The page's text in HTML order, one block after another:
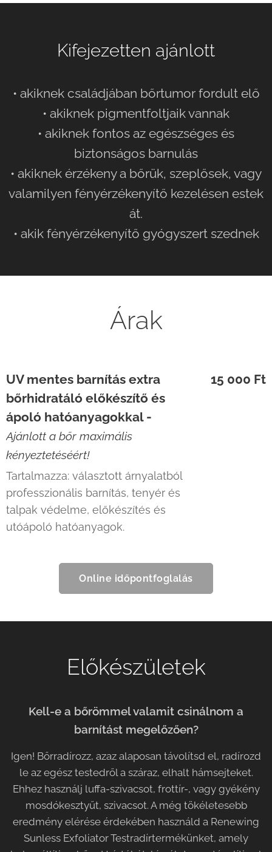
Kifejezetten ajánlott
• akiknek családjában bőrtumor fordult elő
• akiknek pigmentfoltjaik vannak
• akiknek fontos az egészséges és
biztonságos barnulás
• akiknek érzékeny a bőrük, szeplősek, vagy
valamilyen fényérzékenyítő kezelésen estek
át.
• akik fényérzékenyítő gyógyszert szednek
Árak
UV mentes barnítás extra
bőrhidratáló előkészítő és
ápoló hatóanyagokkal -
Ajánlott a bőr maximális
kényeztetéséért!
Tartalmazza: választott árnyalatból
professzionális barnítás, tenyér és
talpak védelme, előkészítés és
utóápoló hatóanyagok.
15 000 Ft
Online időpontfoglalás
Előkészületek
Kell-e a bőrömmel valamit csinálnom a
barnítást megelőzően?
Igen! Bőrradírozz, azaz alaposan távolítsd el, radírozd
le az egész testedről a száraz, elhalt hámsejteket.
Ehhez használj luffa-szivacsot, frottír-, vagy gyékény
mosdókesztyűt, szivacsot. A még tökéletesebb
eredmény elérése érdekében használd a Renewing
Sunless Exfoliator Testradírtermékünket, amely